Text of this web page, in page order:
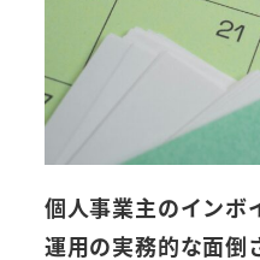
個人事業主のインボ
運用の実務的な面倒